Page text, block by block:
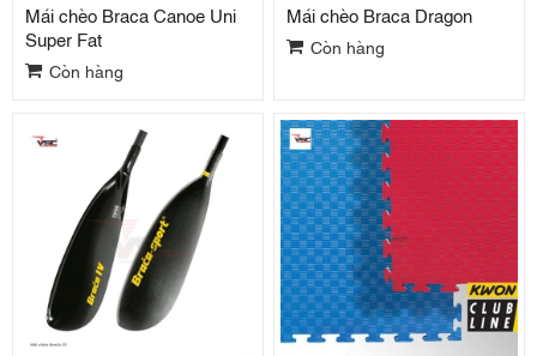
Mái chèo Braca Canoe Uni
Super Fat
Còn hàng
Mái chèo Braca Dragon
Còn hàng